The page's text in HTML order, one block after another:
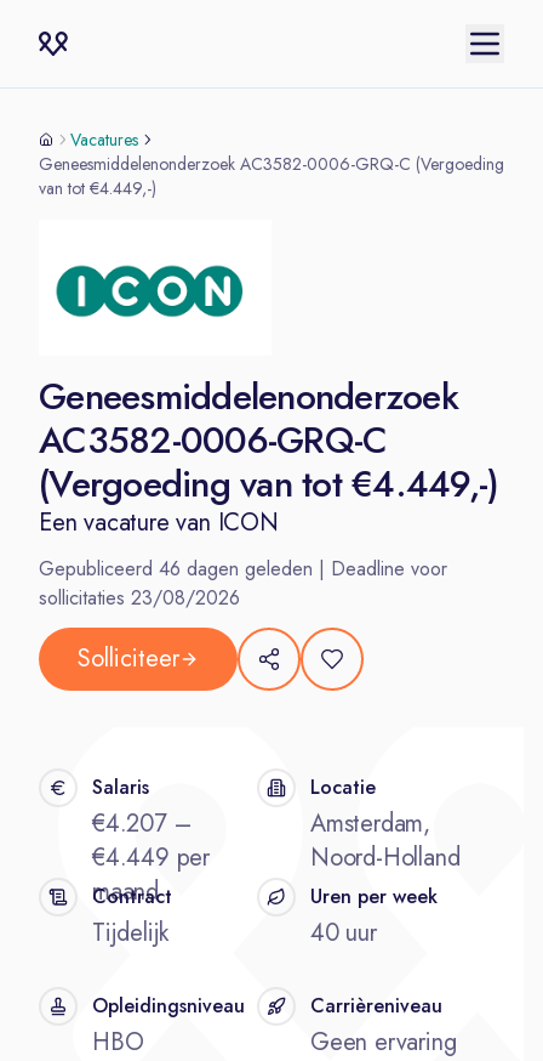
Vacatures
Geneesmiddelenonderzoek AC3582-0006-GRQ-C (Vergoeding
van tot €4.449,-)
Geneesmiddelenonderzoek
AC3582-0006-GRQ-C
(Vergoeding van tot €4.449,-)
Een vacature van ICON
Gepubliceerd 46 dagen geleden | Deadline voor
sollicitaties 23/08/2026
Solliciteer
Salaris
€4.207 –
€4.449 per
maand
Locatie
Amsterdam,
Noord-Holland
Contract
Tijdelijk
Uren per week
40 uur
Opleidingsniveau
HBO
Carrièreniveau
Geen ervaring